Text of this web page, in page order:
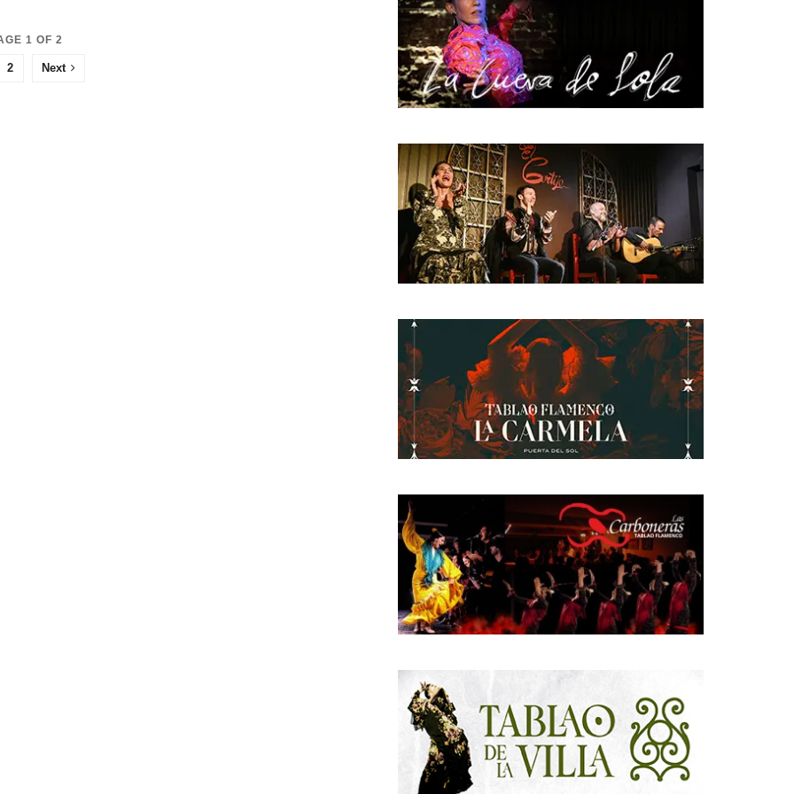
1 OF 2
2 Next